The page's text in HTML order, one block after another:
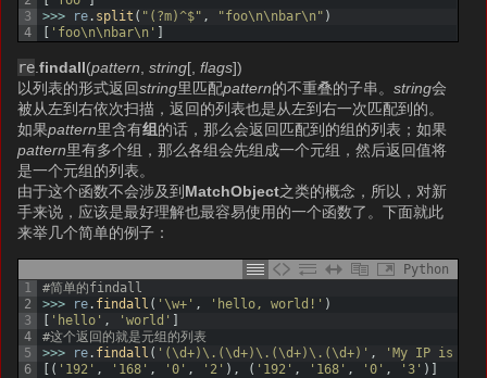
3
4
>>>
re. split ( "(?m)^$" , "foo\n\nbar\n" )
[ 'foo\n\nbar\n' ]
re .findall(pattern ,string[,flags])
以列表的形式返回string里匹配pattern的不重叠的子串。string会
被从左到右依次扫描，返回的列表也是从左到右一次匹配到的。
如果pattern里含有组的话，那么会返回匹配到的组的列表；如果
pattern里有多个组，那么各组会先组成一个元组，然后返回值将
是一个元组的列表。
由于这个函数不会涉及到MatchObject之类的概念，所以，对新
手来说，应该是最好理解也最容易使用的一个函数了。下面就此
来举几个简单的例子：
Python
1
2
3
4
5
6
#简单的findall
>>>
re. findall ( '\w+' , 'hello, world!' )
[ 'hello' , 'world' ]
#这个返回的就是元组的列表
>>>
re. findall ( '(\d+)\.(\d+)\.(\d+)\.(\d+)' ,
'My IP is
[ ( '192' , '168' , '0' , '2' ) , ( '192' , '168' , '0' , '3' ) ]